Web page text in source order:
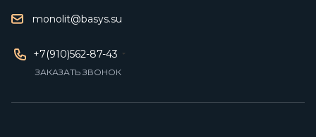
monolit@basys.su
+7(910)562-87-43
ЗАКАЗАТЬ ЗВОНОК